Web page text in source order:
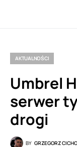
AKTUALNOŚCI
Umbrel
serwer
drogi
BY GRZEGORZ